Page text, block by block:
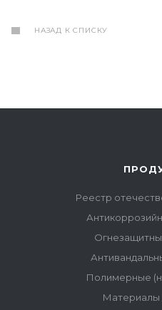
НАЗАД К СПИСКУ
Реестр
Полимерные
Материалы